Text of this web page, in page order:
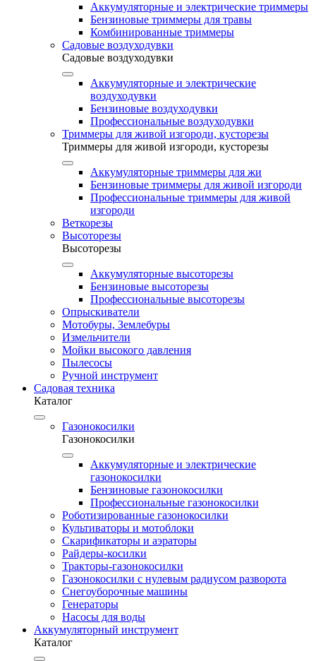
Аккумуляторные и электрические триммеры
Бензиновые триммеры для травы
Комбинированные триммеры
Садовые воздуходувки
Садовые воздуходувки
Аккумуляторные и электрические
воздуходувки
Бензиновые воздуходувки
Профессиональные воздуходувки
Триммеры для живой изгороди, кусторезы
Триммеры для живой изгороди, кусторезы
Аккумуляторные триммеры для жи
Бензиновые триммеры для живой изгороди
Профессиональные триммеры для живой
изгороди
Веткорезы
Высоторезы
Высоторезы
Аккумуляторные высоторезы
Бензиновые высоторезы
Профессиональные высоторезы
Опрыскиватели
Мотобуры, Землебуры
Измельчители
Мойки высокого давления
Пылесосы
Ручной инструмент
Садовая техника
Каталог
Газонокосилки
Газонокосилки
Аккумуляторные и электрические
газонокосилки
Бензиновые газонокосилки
Профессиональные газонокосилки
Роботизированные газонокосилки
Культиваторы и мотоблоки
Скарификаторы и аэраторы
Райдеры-косилки
Тракторы-газонокосилки
Газонокосилки с нулевым радиусом разворота
Снегоуборочные машины
Генераторы
Насосы для воды
Аккумуляторный инструмент
Каталог